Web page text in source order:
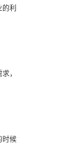
利
，
时候